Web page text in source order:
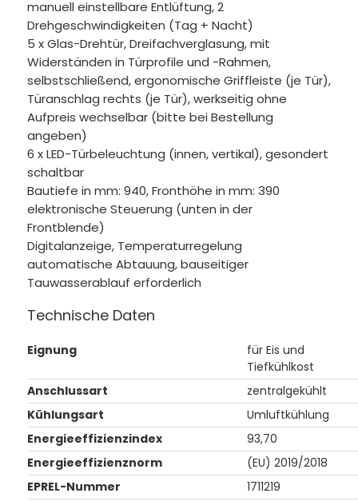
manuell einstellbare Entlüftung, 2
Drehgeschwindigkeiten (Tag + Nacht)
5 x Glas-Drehtür, Dreifachverglasung, mit
Widerständen in Türprofile und -Rahmen,
selbstschließend, ergonomische Griffleiste (je Tür),
Türanschlag rechts (je Tür), werkseitig ohne
Aufpreis wechselbar (bitte bei Bestellung
angeben)
6 x LED-Türbeleuchtung (innen, vertikal), gesondert
schaltbar
Bautiefe in mm: 940, Fronthöhe in mm: 390
elektronische Steuerung (unten in der
Frontblende)
Digitalanzeige, Temperaturregelung
automatische Abtauung, bauseitiger
Tauwasserablauf erforderlich
Technische Daten
Eignung
für Eis und
Tiefkühlkost
Anschlussart
zentralgekühlt
Kühlungsart
Umluftkühlung
Energieeffizienzindex
93,70
Energieeffizienznorm
(EU) 2019/2018
EPREL-Nummer
1711219